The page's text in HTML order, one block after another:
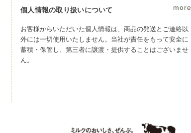
個人情報の取り扱いについて more
お客様からいただいた個人情報は、商品の発送とご連絡以
外には一切使用いたしません。当社が責任をもって安全に
蓄積・保管し、第三者に譲渡・提供することはございませ
ん。